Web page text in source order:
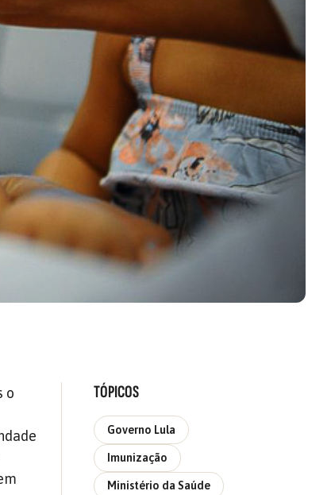
o
TÓPICOS
Governo Lula
Imunização
Ministério da Saúde